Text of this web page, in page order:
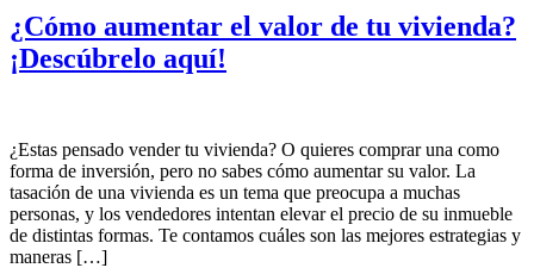
¿Cómo aumentar el valor de tu vivienda?
¡Descúbrelo aquí!
¿Estas pensado vender tu vivienda? O quieres comprar una como
forma de inversión, pero no sabes cómo aumentar su valor. La
tasación de una vivienda es un tema que preocupa a muchas
personas, y los vendedores intentan elevar el precio de su inmueble
de distintas formas. Te contamos cuáles son las mejores estrategias y
maneras […]